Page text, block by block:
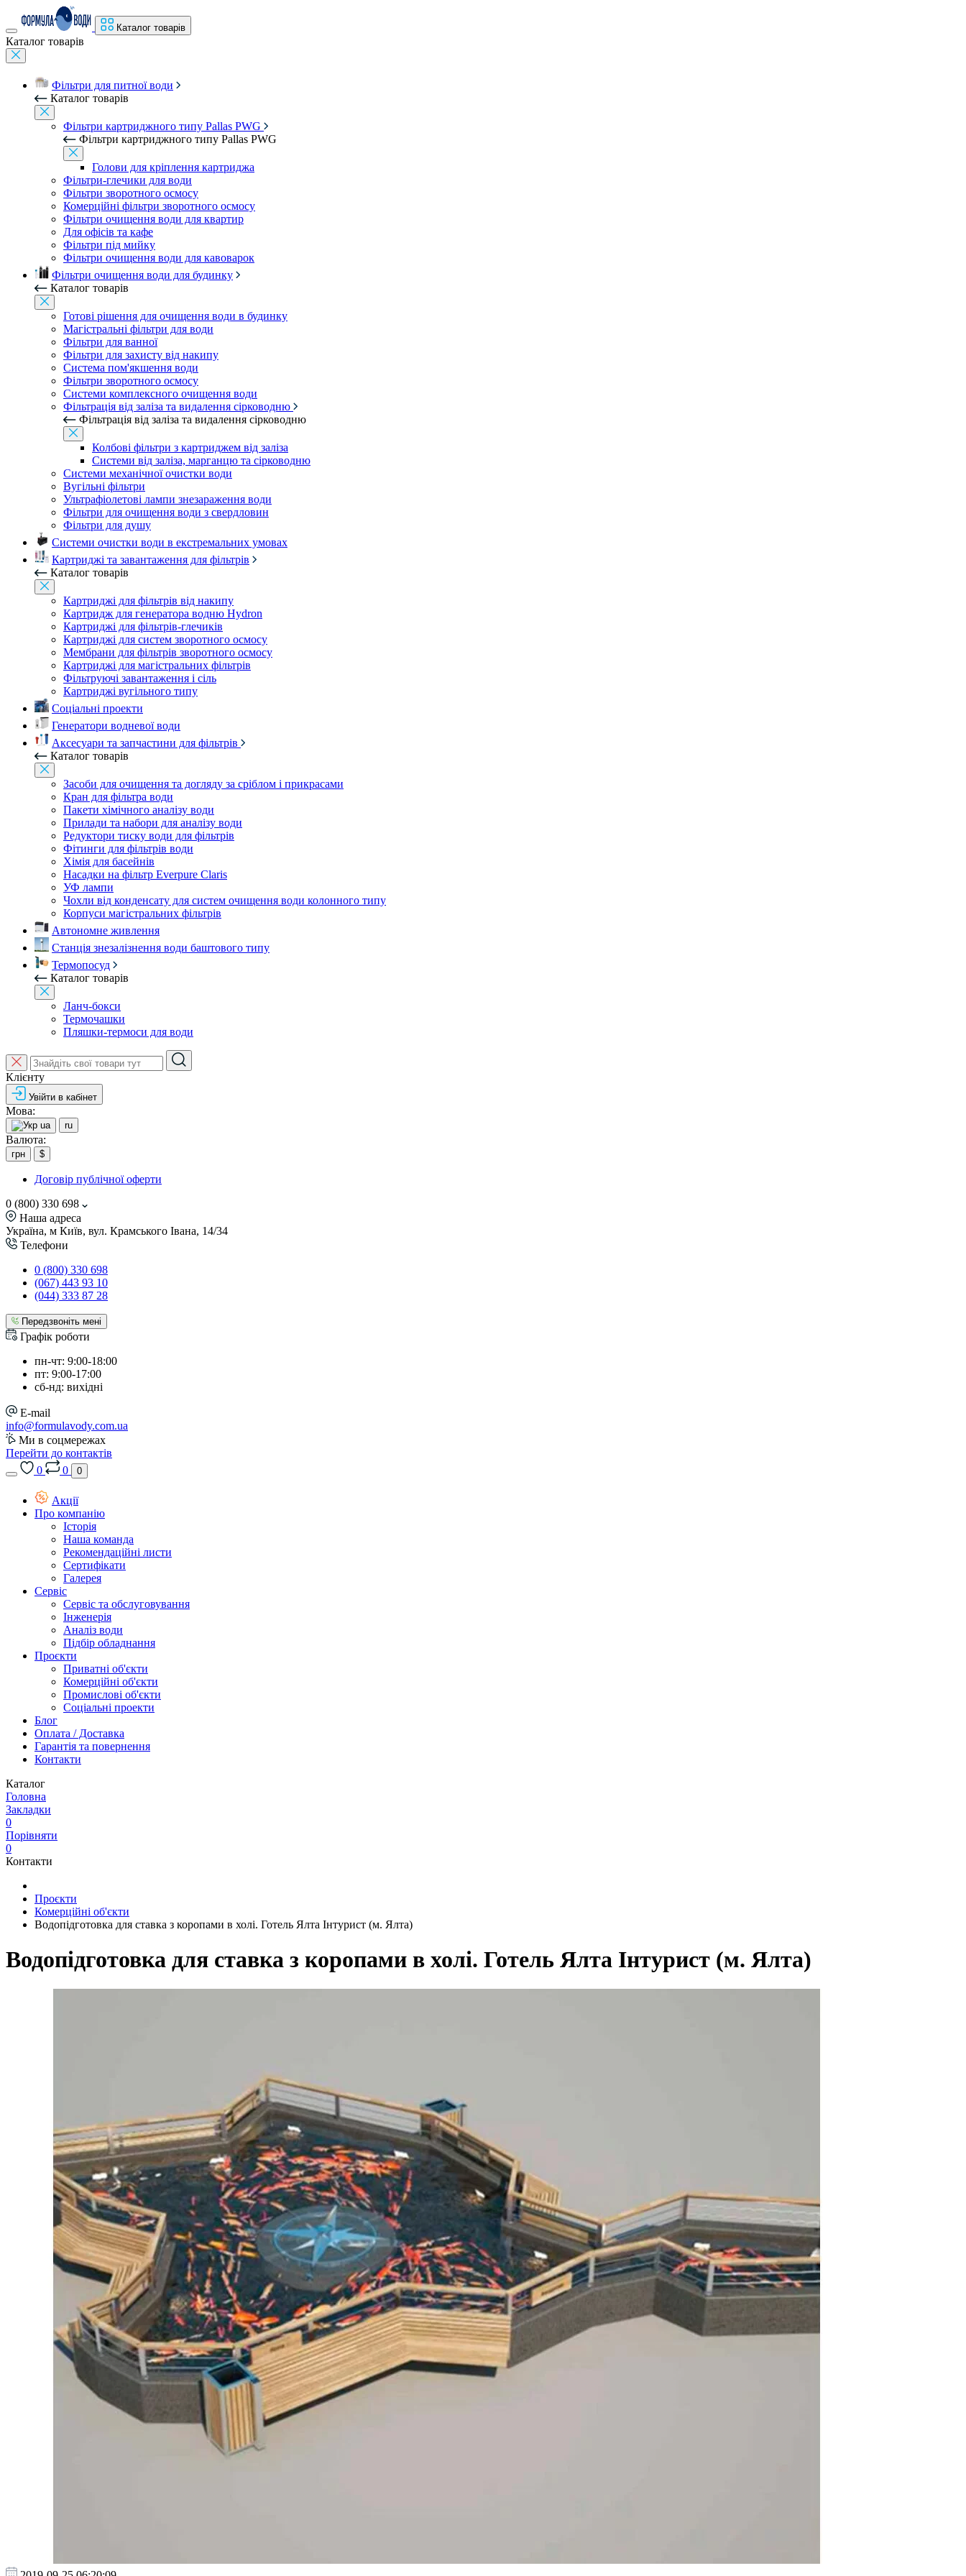
Каталог товарів
Каталог товарів
Фільтри для питної води
Каталог товарів
Фільтри картриджного типу Pallas PWG
Фільтри картриджного типу Pallas PWG
Голови для кріплення картриджа
Фільтри-глечики для води
Фільтри зворотного осмосу
Комерційні фільтри зворотного осмосу
Фільтри очищення води для квартир
Для офісів та кафе
Фільтри під мийку
Фільтри очищення води для кавоварок
Фільтри очищення води для будинку
Каталог товарів
Готові рішення для очищення води в будинку
Магістральні фільтри для води
Фільтри для ванної
Фільтри для захисту від накипу
Система пом'якшення води
Фільтри зворотного осмосу
Системи комплексного очищення води
Фільтрація від заліза та видалення сірководню
Фільтрація від заліза та видалення сірководню
Колбові фільтри з картриджем від заліза
Системи від заліза, марганцю та сірководню
Системи механічної очистки води
Вугільні фільтри
Ультрафіолетові лампи знезараження води
Фільтри для очищення води з свердловин
Фільтри для душу
Системи очистки води в екстремальних умовах
Картриджі та завантаження для фільтрів
Каталог товарів
Картриджі для фільтрів від накипу
Картридж для генератора водню Hydron
Картриджі для фільтрів-глечиків
Картриджі для систем зворотного осмосу
Мембрани для фільтрів зворотного осмосу
Картриджі для магістральних фільтрів
Фільтруючі завантаження і сіль
Картриджі вугільного типу
Соціальні проекти
Генератори водневої води
Аксесуари та запчастини для фільтрів
Каталог товарів
Засоби для очищення та догляду за сріблом і прикрасами
Кран для фільтра води
Пакети хімічного аналізу води
Прилади та набори для аналізу води
Редуктори тиску води для фільтрів
Фітинги для фільтрів води
Хімія для басейнів
Насадки на фільтр Everpure Claris
УФ лампи
Чохли від конденсату для систем очищення води колонного типу
Корпуси магістральних фільтрів
Автономне живлення
Станція знезалізнення води баштового типу
Термопосуд
Каталог товарів
Ланч-бокси
Термочашки
Пляшки-термоси для води
Клієнту
Увійти в кабінет
Мова:
ua ru
Валюта:
грн $
Договір публічної оферти
0 (800) 330 698
Наша адреса
Україна, м Київ, вул. Крамського Івана, 14/34
Телефони
0 (800) 330 698
(067) 443 93 10
(044) 333 87 28
Передзвоніть мені
Графік роботи
пн-чт: 9:00-18:00
пт: 9:00-17:00
сб-нд: вихідні
E-mail
info@formulavody.com.ua
Ми в соцмережах
Перейти до контактів
0
0 0
Акції
Про компанію
Історія
Наша команда
Рекомендаційні листи
Сертифікати
Галерея
Сервіс
Сервіс та обслуговування
Інженерія
Аналіз води
Підбір обладнання
Проєкти
Приватні об'єкти
Комерційні об'єкти
Промислові об'єкти
Соціальні проекти
Блог
Оплата / Доставка
Гарантія та повернення
Контакти
Каталог
Головна
Закладки
0
Порівняти
0
Контакти
Проєкти
Комерційні об'єкти
Водопідготовка для ставка з коропами в холі. Готель Ялта Інтурист (м. Ялта)
Водопідготовка для ставка з коропами в холі. Готель Ялта Інтурист (м. Ялта)